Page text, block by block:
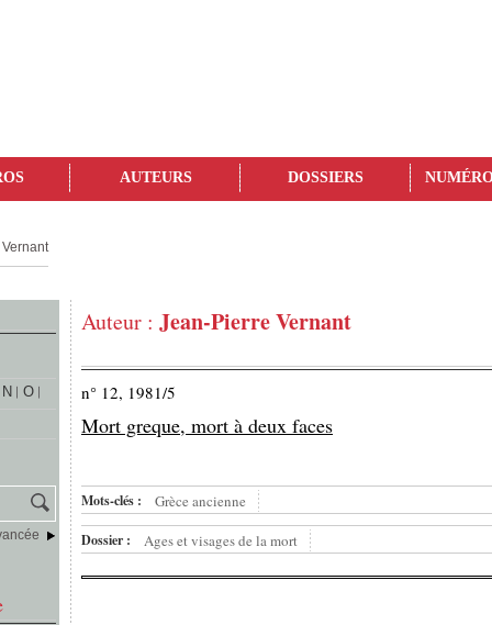
AUTEURS DOSSIERS
N
O
Auteur : Jean-Pierre Vernant
n° 12, 1981/5
Mort greque, mort à deux faces
Mots-clés : Grèce ancienne
Dossier : Ages et visages de la mort